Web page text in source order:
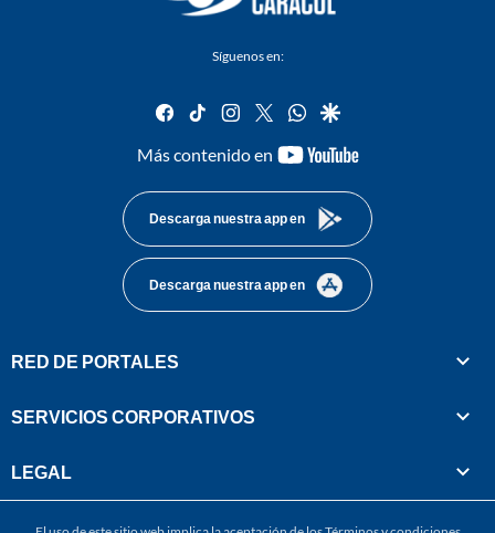
Síguenos en:
facebook
tiktok instagram
twitterwhatsapp
google
Más contenido en
youtube-
Descarga nuestra app en
Descarga nuestra app en
RED DE PORTALES
SERVICIOS CORPORATIVOS
LEGAL